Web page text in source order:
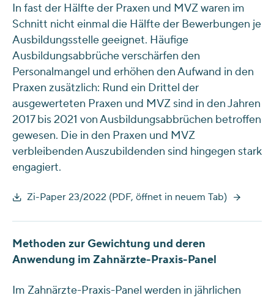
In fast der Hälfte der Praxen und MVZ waren im
Schnitt nicht einmal die Hälfte der Bewerbungen je
Ausbildungsstelle geeignet. Häufige
Ausbildungsabbrüche verschärfen den
Personalmangel und erhöhen den Aufwand in den
Praxen zusätzlich: Rund ein Drittel der
ausgewerteten Praxen und MVZ sind in den Jahren
2017 bis 2021 von Ausbildungsabbrüchen betroffen
gewesen. Die in den Praxen und MVZ
verbleibenden Auszubildenden sind hingegen stark
engagiert.
Zi-Paper 23/2022 (PDF, öffnet in neuem Tab)
Methoden zur Gewichtung und deren
Anwendung im Zahnärzte-Praxis-Panel
Im Zahnärzte-Praxis-Panel werden in jährlichen